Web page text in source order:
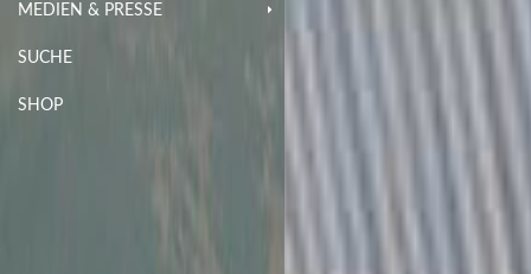
MEDIEN & PRESSE
SUCHE
SHOP